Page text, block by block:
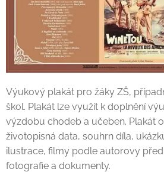
Výukový plakát pro žáky ZŠ,
škol. Plakát lze využít k doplnění
výzdobu chodeb a učeben. Plakát
životopisná data, souhrn díla,
ilustrace, filmy podle autorovy
fotografie a dokumenty.